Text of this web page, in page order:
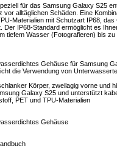
für das Samsung Galaxy S25
vor alltäglichen Schäden. Eine
Materialien mit Schutzart IP68,
Der IP68-Standard ermöglicht es
tiefem Wasser (Fotografieren) bis zu
Gehäuse für Samsung
die Verwendung von
Körper, zweilagig vorne und
Galaxy S25 und unterstützt
PET und TPU-Materialien
Gehäuse